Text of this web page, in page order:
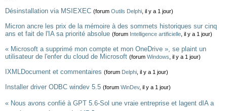
Désinstallation via MSIEXEC (forum Outils Delphi , il y a 1 jour)
Micron ancre les prix de la mémoire à des sommets historiques sur cinq
ans et fait de l'IA sa priorité absolue (forum Intelligence artificielle , il y a 1 jour)
« Microsoft a supprimé mon compte et mon OneDrive », se plaint un
utilisateur de l'enfer du cloud de Microsoft (forum Windows , il y a 1 jour)
IXMLDocument et commentaires (forum Delphi , il y a 1 jour)
Installer driver ODBC windev 5.5 (forum WinDev, il y a 1 jour)
« Nous avons confié à GPT 5.6-Sol une vraie entreprise et lagent dIA a